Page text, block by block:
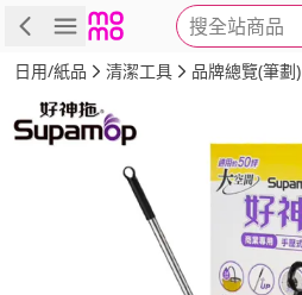
搜全站商品
商品 評價 詳情
日用/紙品 清潔工具 品牌總覽(筆劃)